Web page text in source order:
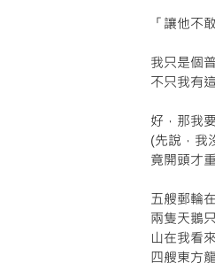
「讓他不
我只是個
不只我有
好，那我
(先說，我
竟開頭才
五艘郵輪
兩隻天鵝
山在我看
四艘東方